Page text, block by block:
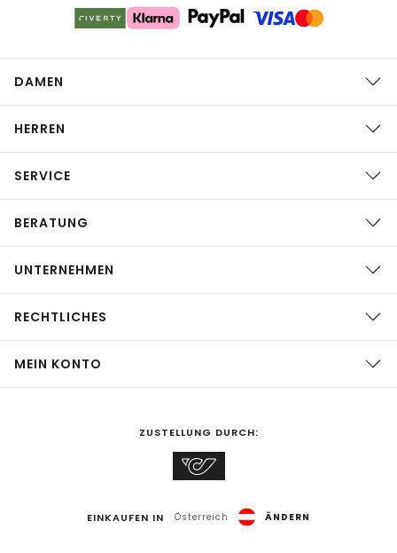
DAMEN
HERREN
SERVICE
BERATUNG
UNTERNEHMEN
RECHTLICHES
MEIN KONTO
ZUSTELLUNG DURCH:
EINKAUFEN IN Österreich ÄNDERN